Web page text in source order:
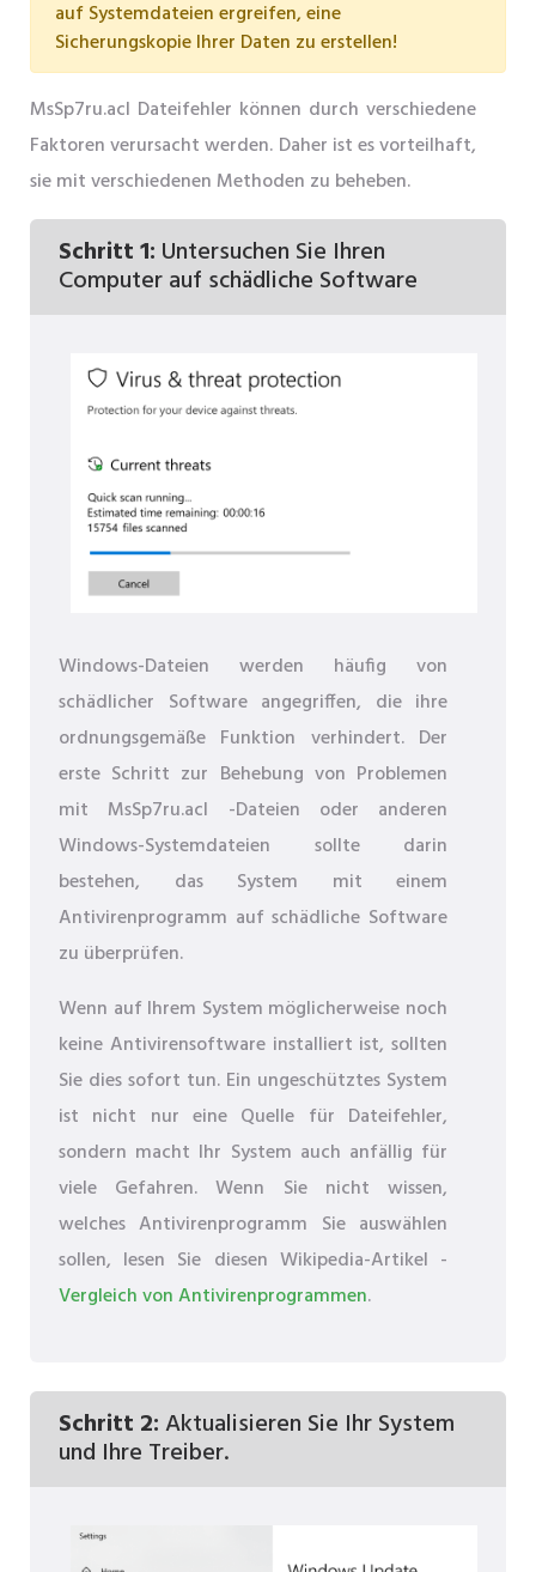
auf Systemdateien ergreifen, eine
Sicherungskopie Ihrer Daten zu erstellen!
MsSp7ru.acl Dateifehler können durch verschiedene
Faktoren verursacht werden. Daher ist es vorteilhaft,
sie mit verschiedenen Methoden zu beheben.
Schritt 1: Untersuchen Sie Ihren
Computer auf schädliche Software
Windows-Dateien werden häufig von
schädlicher Software angegriffen, die ihre
ordnungsgemäße Funktion verhindert. Der
erste Schritt zur Behebung von Problemen
mit MsSp7ru.acl -Dateien oder anderen
Windows-Systemdateien sollte darin
bestehen, das System mit einem
Antivirenprogramm auf schädliche Software
zu überprüfen.
Wenn auf Ihrem System möglicherweise noch
keine Antivirensoftware installiert ist, sollten
Sie dies sofort tun. Ein ungeschütztes System
ist nicht nur eine Quelle für Dateifehler,
sondern macht Ihr System auch anfällig für
viele Gefahren. Wenn Sie nicht wissen,
welches Antivirenprogramm Sie auswählen
sollen, lesen Sie diesen Wikipedia-Artikel -
Vergleich von Antivirenprogrammen.
Schritt 2:Aktualisieren Sie Ihr System
und Ihre Treiber.